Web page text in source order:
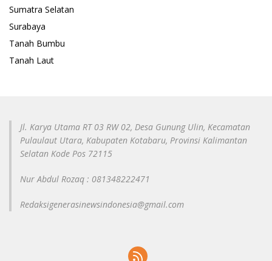
Sumatra Selatan
Surabaya
Tanah Bumbu
Tanah Laut
Jl. Karya Utama RT 03 RW 02, Desa Gunung Ulin, Kecamatan
Pulaulaut Utara, Kabupaten Kotabaru, Provinsi Kalimantan
Selatan Kode Pos 72115
Nur Abdul Rozaq : 081348222471
Redaksigenerasinewsindonesia@gmail.com